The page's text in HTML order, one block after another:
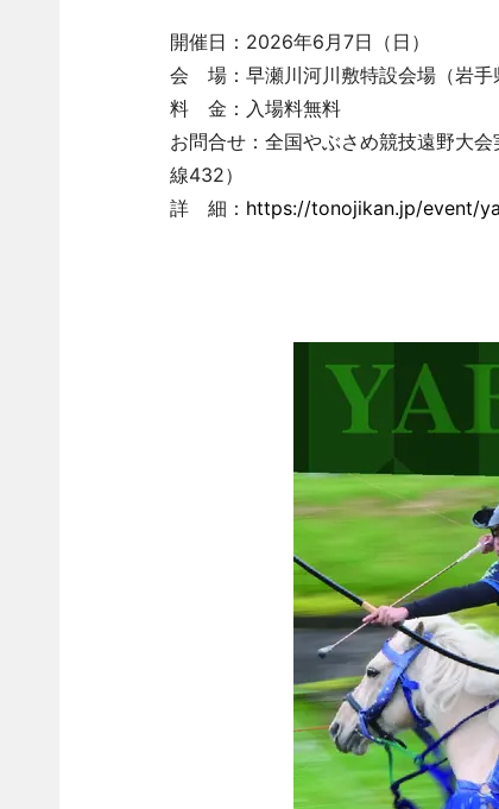
開催日：2026年6月7日（日）
会 場：早瀬川河川敷特設会場（岩手
料 金：入場料無料
お問合せ：全国やぶさめ競技遠野大
線432）
詳 細： https://tonojikan.jp/event/